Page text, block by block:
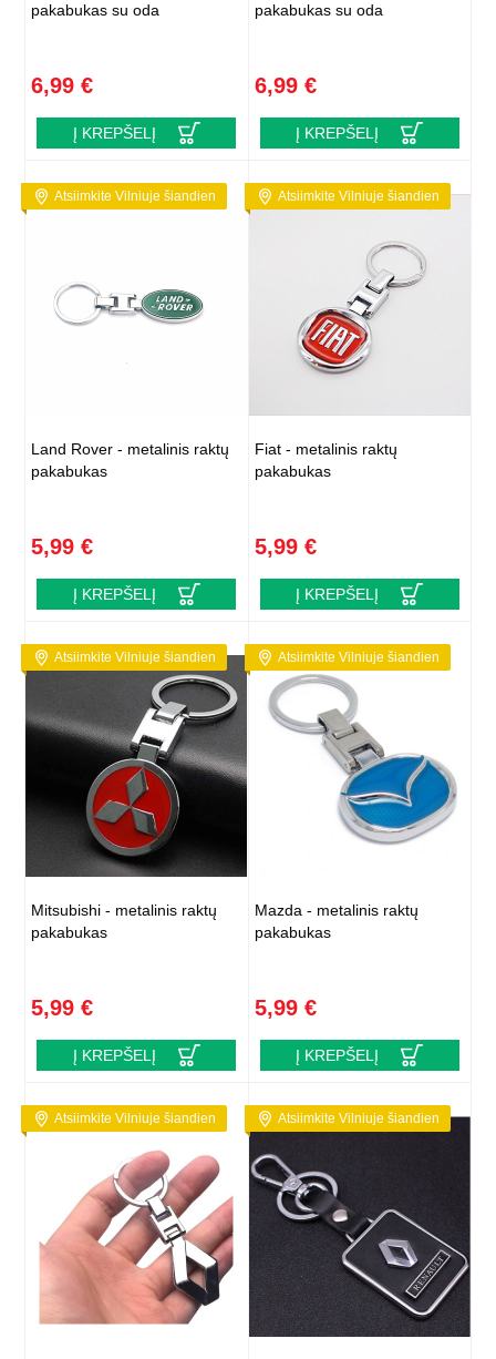
pakabukas su oda
6,99 €
Į KREPŠELĮ
pakabukas su oda
6,99 €
Į KREPŠELĮ
Atsiimkite Vilniuje šiandien
Land Rover - metalinis raktų
pakabukas
5,99 €
Į KREPŠELĮ
Atsiimkite Vilniuje šiandien
Fiat - metalinis raktų
pakabukas
5,99 €
Į KREPŠELĮ
Atsiimkite Vilniuje šiandien
Mitsubishi - metalinis raktų
pakabukas
5,99 €
Į KREPŠELĮ
Atsiimkite Vilniuje šiandien
Mazda - metalinis raktų
pakabukas
5,99 €
Į KREPŠELĮ
Atsiimkite Vilniuje šiandien Atsiimkite Vilniuje šiandien